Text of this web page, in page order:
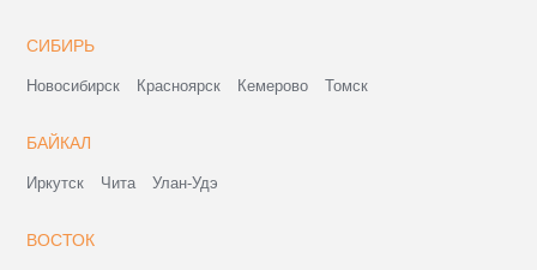
СИБИРЬ
Новосибирск Красноярск Кемерово Томск
БАЙКАЛ
Иркутск Чита Улан-Удэ
ВОСТОК